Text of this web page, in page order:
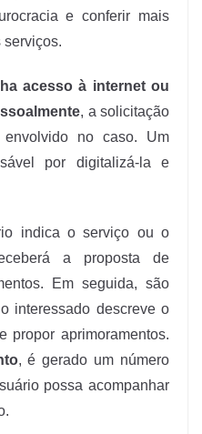
e conferir mais
acesso à internet ou
, a solicitação
no caso. Um
por digitalizá-la e
indica o serviço ou o
a proposta de
Em seguida, são
interessado descreve o
propor aprimoramentos.
, é gerado um número
possa acompanhar